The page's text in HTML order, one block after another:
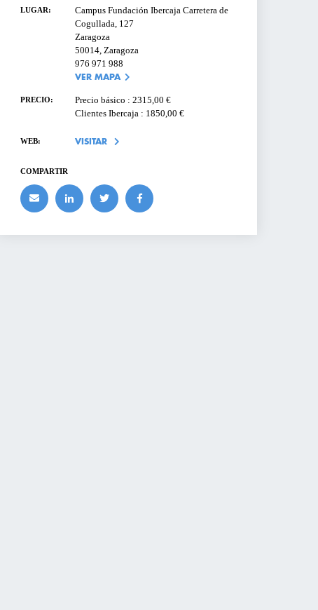
Correo electrónico o Usuario
Contraseña
LUGAR:
Campus Fundación Ibercaja Carretera de
Cogullada, 127
Zaragoza
50014, Zaragoza
976 971 988
VER MAPA
PRECIO:
Precio básico : 2315,00 €
Clientes Ibercaja : 1850,00 €
WEB: VISITAR
COMPARTIR